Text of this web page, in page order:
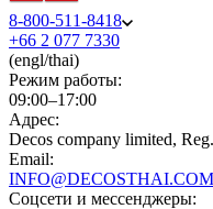
8-800-511-8418
+66 2 077 7330
(engl/thai)
Режим работы:
09:00–17:00
Адрес:
Decos company limited,
Email:
INFO@DECOSTHAI.COM
Соцсети и мессенджеры: